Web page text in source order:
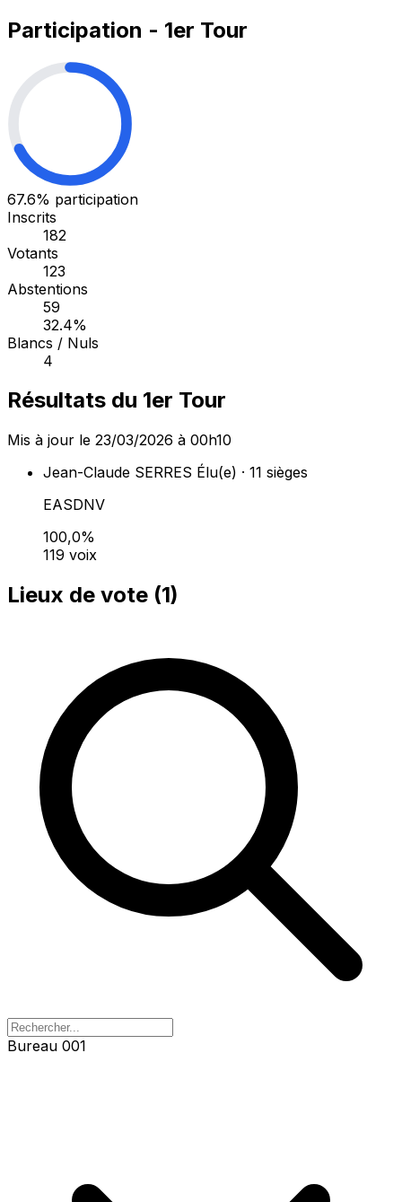
Participation - 1er Tour
67.6% participation
Inscrits
182
Votants
123
Abstentions
59
32.4%
Blancs / Nuls
4
Résultats du 1er Tour
Mis à jour le 23/03/2026 à 00h10
Jean-Claude SERRES Élu(e) · 11 sièges
EASDNV
100,0%
119 voix
Lieux de vote (1)
Bureau 001